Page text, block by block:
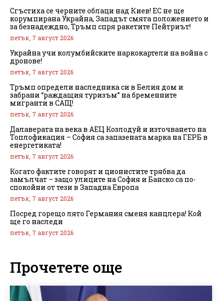
Сгъстиха се черните облаци над Киев! ЕС не ще
корумпирана Украйна, Западът смята положението и
за безнадеждно, Тръмп спря ракетите Пейтриът!
петък, 7 август 2026
Украйна учи колумбийските наркокартели на война с
дронове!
петък, 7 август 2026
Тръмп определи наследника си в Белия дом и
забрани “раждащия туризъм” на бременните
мигранти в САЩ!
петък, 7 август 2026
Далаверата на века в АЕЦ Козлодуй и източването на
Топлофикация – София са запазената марка на ГЕРБ в
енергетиката!
петък, 7 август 2026
Когато фактите говорят и ционистите трябва да
замълчат – защо улиците на София и Банско са по-
спокойни от тези в Западна Европа
петък, 7 август 2026
Посред горещо лято Германия сменя канцлера! Кой
ще го наследи
петък, 7 август 2026
Прочетете още